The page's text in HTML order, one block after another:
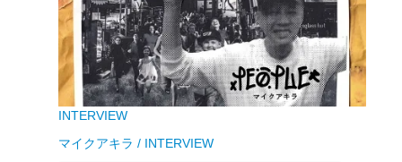
INTERVIEW
マイクアキラ / INTERVIEW